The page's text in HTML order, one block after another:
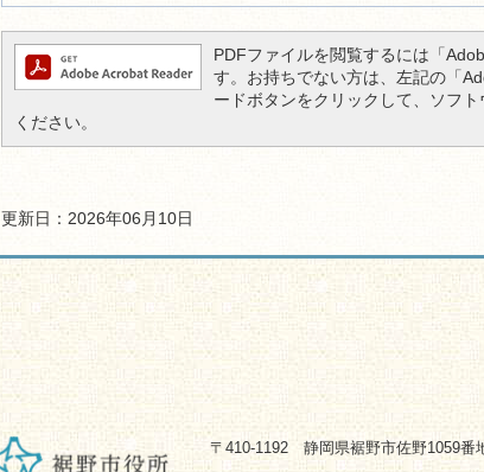
PDFファイルを閲覧するには「
す。お持ちでない方は、左記の「
ードボタンをクリックして、ソフ
ください。
更新日：2026年06月10日
〒410-1192 静岡県裾野市佐野1059番